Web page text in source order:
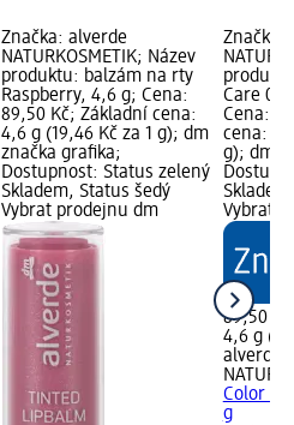
Značka: alverde
NATURKOSMETIK; Název
produktu: balzám na rty
Raspberry, 4,6 g; Cena:
89,50 Kč; Základní cena:
4,6 g (19,46 Kč za 1 g); dm
značka grafika;
Dostupnost: Status zelený
Skladem, Status šedý
Vybrat prodejnu dm
Značka:
Care 08
Cena:
cena:
g); dm
Vybrat
89,50 Kč
4,6 g
alverde
Color &
g